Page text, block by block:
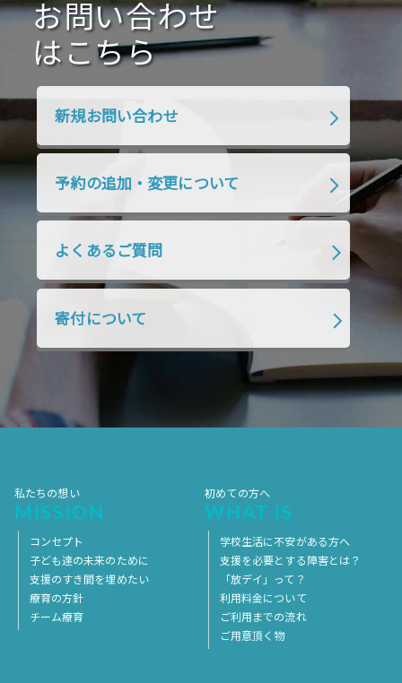
2020年7月 2020年6月 2020年5月
2020年4月 2020年3月 2020年2月
2019年9月
2019年4月
2018年7月 2018年6月
2018年4月 2018年3月 2018年2月
2018年1月 2017年12月
2017年10月 2017年9月 2017年8月
2017年5月
2017年4月
お問い合わせ
はこちら
新規お問い合わせ
予約の追加・変更について
よくあるご質問
寄付について
私たちの想い
MISSION
コンセプト
子ども達の未来のために
支援のすき間を埋めたい
療育の方針
チーム療育
初めての方へ
WHAT IS
学校生活に不安がある方へ
支援を必要とする障害とは？
「放デイ」って？
利用料金について
ご利用までの流れ
ご用意頂く物